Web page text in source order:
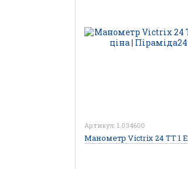
Артикул: 1.034600
Манометр Victrix 24 ТТ 1 Е